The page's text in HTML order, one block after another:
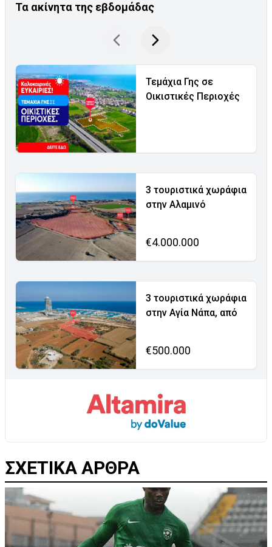
Τα ακίνητα της εβδομάδας
Τεμάχια Γης σε
Οικιστικές Περιοχές
3 τουριστικά χωράφια
στην Αλαμινό
€4.000.000
3 τουριστικά χωράφια
στην Αγία Νάπα, από
€500.000
ΣΧΕΤΙΚΑ ΑΡΘΡΑ